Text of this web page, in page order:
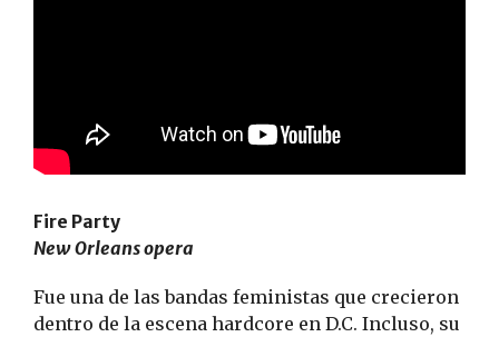
Fire Party
New Orleans opera
Fue una de las bandas feministas que crecieron
dentro de la escena hardcore en D.C. Incluso, su